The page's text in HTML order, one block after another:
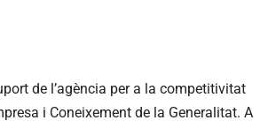
de l’agència per a la competitivitat
i Coneixement de la Generalitat. A